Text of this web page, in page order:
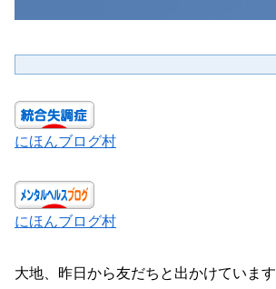
にほんブログ村
にほんブログ村
大地、昨日から友だちと出かけています